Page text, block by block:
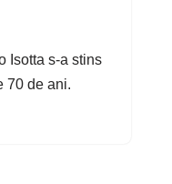
Isotta s-a stins
70 de ani.